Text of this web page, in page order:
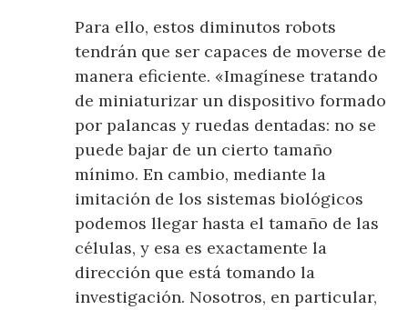
Para ello, estos diminutos robots
tendrán que ser capaces de moverse de
manera eficiente. «Imagínese tratando
de miniaturizar un dispositivo formado
por palancas y ruedas dentadas: no se
puede bajar de un cierto tamaño
mínimo. En cambio, mediante la
imitación de los sistemas biológicos
podemos llegar hasta el tamaño de las
células, y esa es exactamente la
dirección que está tomando la
investigación. Nosotros, en particular,